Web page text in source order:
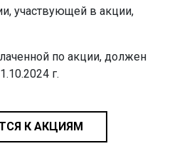
участвующей в акции,
по акции, должен
г.
К АКЦИЯМ